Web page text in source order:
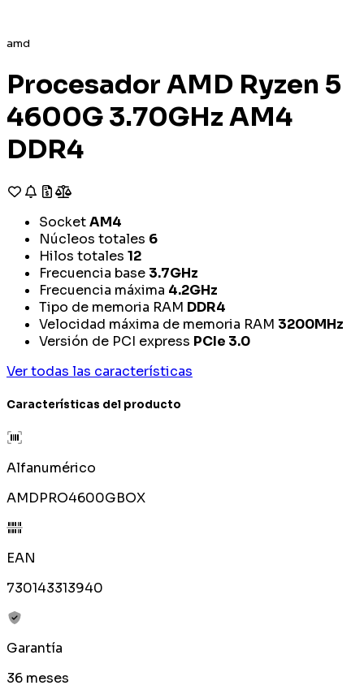
amd
Procesador AMD Ryzen 5
4600G 3.70GHz AM4
DDR4
SocketAM4
Núcleos totales 6
Hilos totales 12
Frecuencia base 3.7GHz
Frecuencia máxima 4.2GHz
Tipo de memoria RAM DDR4
Velocidad máxima de memoria RAM 3200MHz
Versión de PCI express PCIe 3.0
Ver todas las características
Características del producto
Alfanumérico
AMDPRO4600GBOX
EAN
730143313940
Garantía
36 meses